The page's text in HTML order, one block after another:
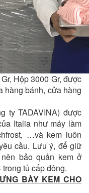
Hộp 3000 Gr, được
hàng bánh, cửa hàng
ty TADAVINA) được
Italia như máy làm
…và kem luôn
cầu. Lưu ý, để giữ
bảo quản kem ở
tủ cấp đông.
BÀY KEM CHO